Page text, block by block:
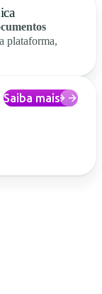
plataforma,
Saiba mais